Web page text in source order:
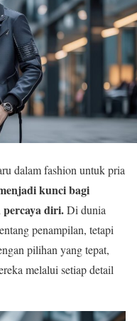
dalam fashion untuk pria
kunci bagi
percaya diri.Di dunia
penampilan, tetapi
pilihan yang tepat,
melalui setiap detail